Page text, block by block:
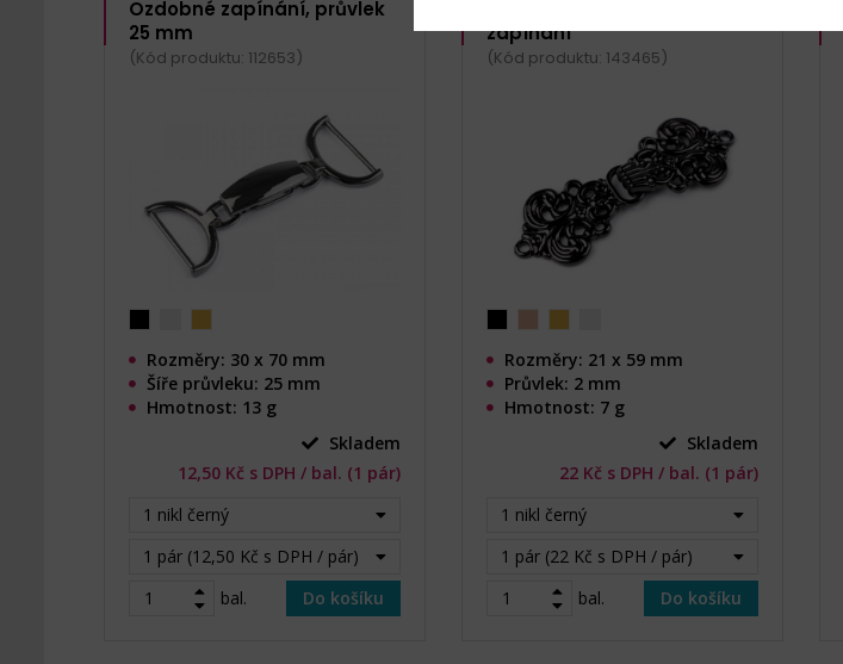
Ozdobné zapínání, průvlek
25 mm
(Kód produktu: 112653)
Rozměry: 30 x 70 mm
Šíře průvleku: 25 mm
Hmotnost: 13 g
Skladem
12,50 Kč s DPH / bal. (1 pár)
1 nikl černý
1 pár (12,50 Kč s DPH / pár)
bal.
Do košíku
zapínání
(Kód produktu: 143465)
Rozměry: 21 x 59 mm
Průvlek: 2 mm
Hmotnost: 7 g
Skladem
22 Kč s DPH / bal. (1 pár)
1 nikl černý
1 pár (22 Kč s DPH / pár)
bal.
Do košíku